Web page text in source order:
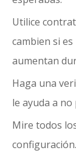
Utilice
cambien si
aumentan
Haga una
le ayuda a
Mire todos
configuración.